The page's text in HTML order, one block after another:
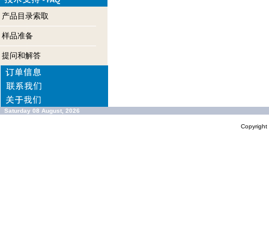
产品目录索取
样品准备
提问和解答
Saturday 08 August, 2026